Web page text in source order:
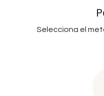
Selecciona el